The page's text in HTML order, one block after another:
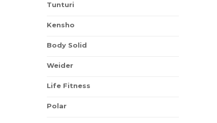
Tunturi
Kensho
Body Solid
Weider
Life Fitness
Polar